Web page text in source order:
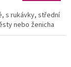
s rukávky, střední
nebo ženicha